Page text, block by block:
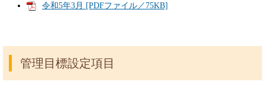
令和5年3月 [PDFファイル／75KB]
管理目標設定項目